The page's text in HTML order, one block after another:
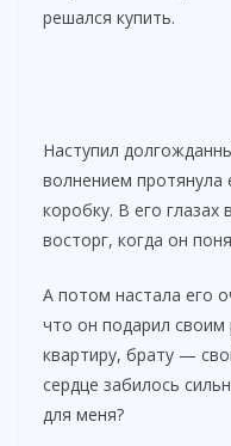
решался купить.
Наступил
волнением протянула
коробку. В его глазах
восторг, когда он
А потом настала его
что он подарил
квартиру, брату —
сердце забилось
для меня?